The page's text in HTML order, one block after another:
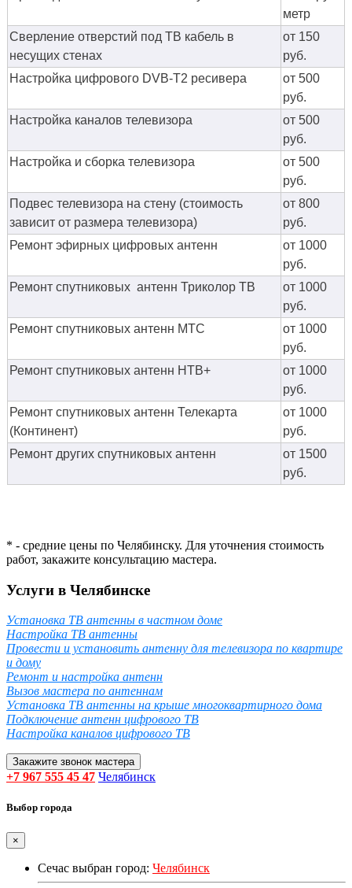
метр
Сверление отверстий под ТВ кабель в
несущих стенах
от 150
руб.
Настройка цифрового DVB-T2 ресивера
от 500
руб.
Настройка каналов телевизора
от 500
руб.
Настройка и сборка телевизора
от 500
руб.
Подвес телевизора на стену (стоимость
зависит от размера телевизора)
от 800
руб.
Ремонт эфирных цифровых антенн
от 1000
руб.
Ремонт спутниковых антенн Триколор ТВ
от 1000
руб.
Ремонт спутниковых антенн МТС
от 1000
руб.
Ремонт спутниковых антенн НТВ+
от 1000
руб.
Ремонт спутниковых антенн Телекарта
(Континент)
от 1000
руб.
Ремонт других спутниковых антенн
от 1500
руб.
* - средние цены по Челябинску. Для уточнения стоимость
работ, закажите консультацию мастера.
Услуги в Челябинске
Установка ТВ антенны в частном доме
Настройка ТВ антенны
Провести и установить антенну для телевизора по квартире
и дому
Ремонт и настройка антенн
Вызов мастера по антеннам
Установка ТВ антенны на крыше многоквартирного дома
Подключение антенн цифрового ТВ
Настройка каналов цифрового ТВ
Закажите звонок мастера
+7 967 555 45 47 Челябинск
Выбор города
×
Сечас выбран город: Челябинск